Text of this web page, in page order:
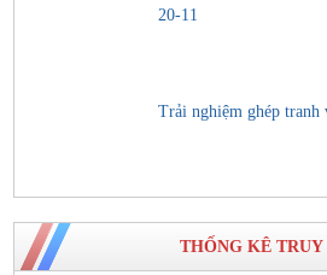
20-11
Trải nghiệm ghép tranh
THỐNG KÊ TRUY